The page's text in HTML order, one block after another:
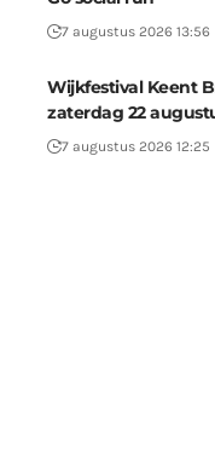
7 augustus 2026 13:56
Wijkfestival Keent
zaterdag 22
7 augustus 2026 12:25